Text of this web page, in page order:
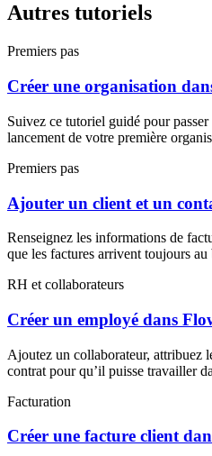
Autres tutoriels
Premiers pas
Créer une organisation
Suivez ce tutoriel guidé pour
lancement de votre première
Premiers pas
Ajouter un client et un
Renseignez les informations de
que les factures arrivent toujours
RH et collaborateurs
Créer un employé dans
Ajoutez un collaborateur, attribuez
contrat pour qu’il puisse travailler
Facturation
Créer une facture client